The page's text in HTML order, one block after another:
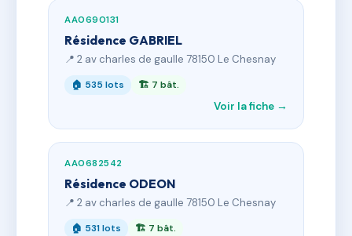
AA0690131
Résidence GABRIEL
📍 2 av charles de gaulle 78150 Le Chesnay
🏠 535 lots 🏗 7 bât.
Voir la fiche →
AA0682542
Résidence ODEON
📍 2 av charles de gaulle 78150 Le Chesnay
🏠 531 lots 🏗 7 bât.